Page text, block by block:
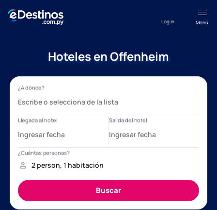
Menú
Log in
Hoteles en Offenheim